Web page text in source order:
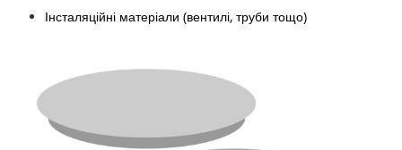
Інсталяційні матеріали (вентилі, труби тощо)